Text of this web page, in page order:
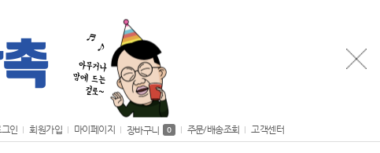
인 회원가입 마이페이지 장바구니 0 주문/배송조회 고객센터